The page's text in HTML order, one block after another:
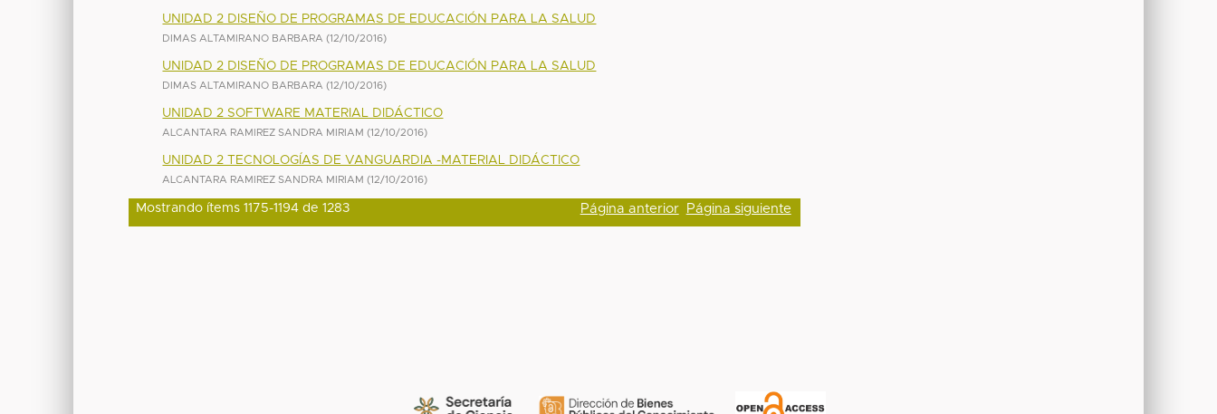
UNIDAD 2 DISEÑO DE PROGRAMAS DE EDUCACIÓN PARA LA SALUD
DIMAS ALTAMIRANO BARBARA (12/10/2016)
UNIDAD 2 DISEÑO DE PROGRAMAS DE EDUCACIÓN PARA LA SALUD
DIMAS ALTAMIRANO BARBARA (12/10/2016)
UNIDAD 2 SOFTWARE MATERIAL DIDÁCTICO
ALCANTARA RAMIREZ SANDRA MIRIAM (12/10/2016)
UNIDAD 2 TECNOLOGÍAS DE VANGUARDIA -MATERIAL DIDÁCTICO
ALCANTARA RAMIREZ SANDRA MIRIAM (12/10/2016)
Mostrando ítems 1175-1194 de 1283 Página anterior Página siguiente